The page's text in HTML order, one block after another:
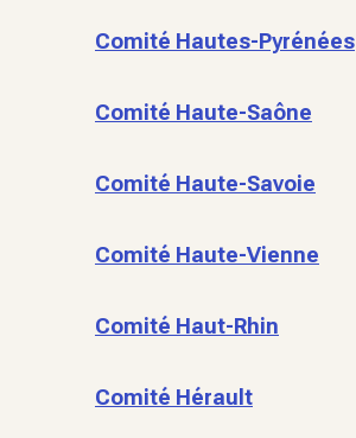
Comité Hautes-Pyrénées
Comité Haute-Saône
Comité Haute-Savoie
Comité Haute-Vienne
Comité Haut-Rhin
Comité Hérault